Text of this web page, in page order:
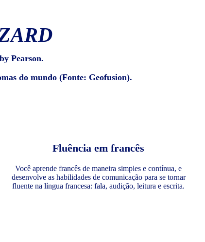
Pearson.
do mundo (Fonte: Geofusion).
Fluência em francês
Você aprende francês de maneira simples e contínua, e
desenvolve as habilidades de comunicação para se tornar
fluente na língua francesa: fala, audição, leitura e escrita.